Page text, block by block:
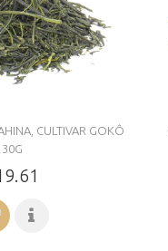
CULTIVAR GOKÔ
30G